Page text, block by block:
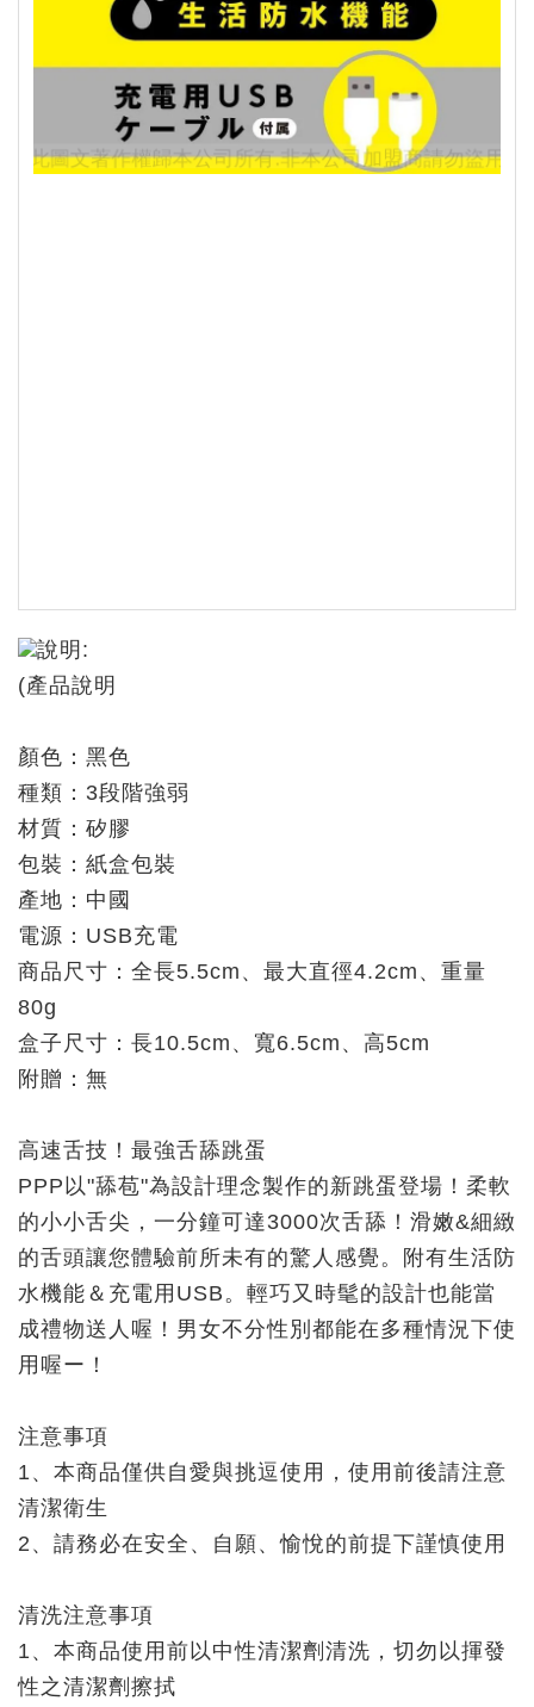
說明:
(產品說明
顏色：黑色
種類：3段階強弱
材質：矽膠
包裝：紙盒包裝
產地：中國
電源：USB充電
商品尺寸：全長5.5cm、最大直徑4.2cm、重量
80g
盒子尺寸：長10.5cm、寬6.5cm、高5cm
附贈：無
高速舌技！最強舌舔跳蛋
PPP以"舔苞"為設計理念製作的新跳蛋登場！柔軟
的小小舌尖，一分鐘可達3000次舌舔！滑嫩&細緻
的舌頭讓您體驗前所未有的驚人感覺。附有生活防
水機能＆充電用USB。輕巧又時髦的設計也能當
成禮物送人喔！男女不分性別都能在多種情況下使
用喔ー！
注意事項
1、本商品僅供自愛與挑逗使用，使用前後請注意
清潔衛生
2、請務必在安全、自願、愉悅的前提下謹慎使用
清洗注意事項
1、本商品使用前以中性清潔劑清洗，切勿以揮發
性之清潔劑擦拭